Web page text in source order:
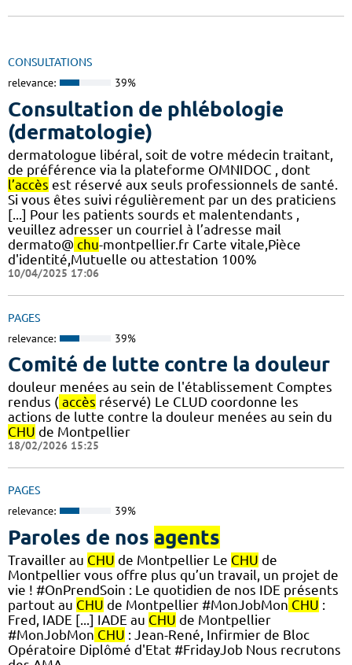
CONSULTATIONS
relevance: 39%
Consultation de phlébologie
(dermatologie)
dermatologue libéral, soit de votre médecin traitant,
de préférence via la plateforme OMNIDOC , dont
l’accès est réservé aux seuls professionnels de santé.
Si vous êtes suivi régulièrement par un des praticiens
[...] Pour les patients sourds et malentendants ,
veuillez adresser un courriel à l’adresse mail
dermato@ chu-montpellier.fr Carte vitale,Pièce
d'identité,Mutuelle ou attestation 100%
10/04/2025 17:06
PAGES
relevance: 39%
Comité de lutte contre la douleur
douleur menées au sein de l'établissement Comptes
rendus ( accès réservé) Le CLUD coordonne les
actions de lutte contre la douleur menées au sein du
CHU de Montpellier
18/02/2026 15:25
PAGES
relevance: 39%
Paroles de nos agents
Travailler au CHU de Montpellier Le CHU de
Montpellier vous offre plus qu’un travail, un projet de
vie ! #OnPrendSoin : Le quotidien de nos IDE présents
partout au CHU de Montpellier #MonJobMon CHU :
Fred, IADE [...] IADE au CHU de Montpellier
#MonJobMon CHU : Jean-René, Infirmier de Bloc
Opératoire Diplômé d'Etat #FridayJob Nous recrutons